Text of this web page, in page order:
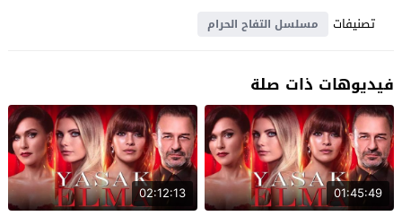
تصنيفات
مسلسل التفاح الحرام
فيديوهات ذات صلة
01:45:49
02:12:13